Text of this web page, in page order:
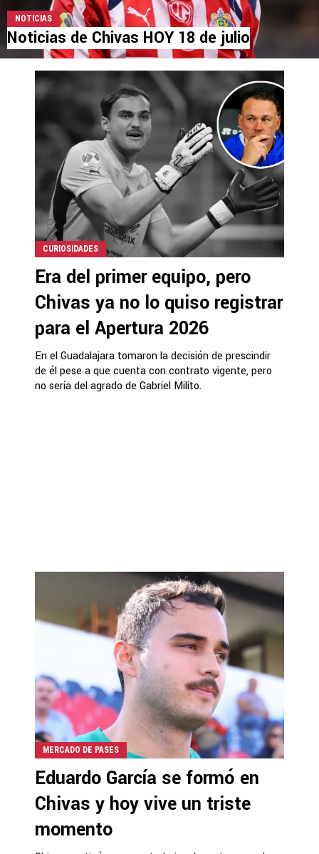
NOTICIAS
Noticias de Chivas HOY 18 de julio
CURIOSIDADES
Era del primer equipo, pero
Chivas ya no lo quiso registrar
para el Apertura 2026
En el Guadalajara tomaron la decisión de prescindir
de él pese a que cuenta con contrato vigente, pero
no sería del agrado de Gabriel Milito.
MERCADO DE PASES
Eduardo García se formó en
Chivas y hoy vive un triste
momento